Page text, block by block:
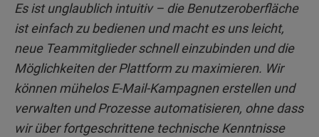
Es ist unglaublich intuitiv – die Benutzeroberfläche
ist einfach zu bedienen und macht es uns leicht,
neue Teammitglieder schnell einzubinden und die
Möglichkeiten der Plattform zu maximieren. Wir
können mühelos E-Mail-Kampagnen erstellen und
verwalten und Prozesse automatisieren, ohne dass
wir über fortgeschrittene technische Kenntnisse